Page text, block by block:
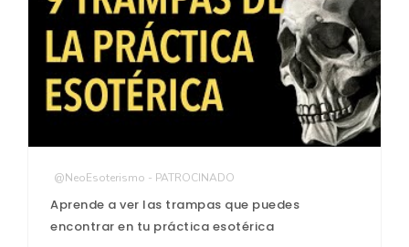
@NeoEsoterismo - PATROCINADO
Aprende a ver las trampas que puedes
encontrar en tu práctica esotérica